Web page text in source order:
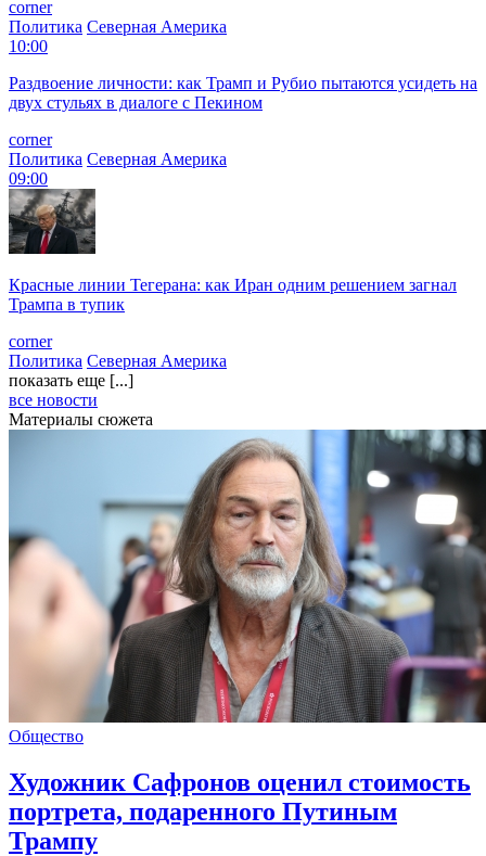
corner
Политика Северная Америка
10:00
Раздвоение личности: как Трамп и Рубио пытаются усидеть на
двух стульях в диалоге с Пекином
corner
Политика Северная Америка
09:00
Красные линии Тегерана: как Иран одним решением загнал
Трампа в тупик
corner
Политика Северная Америка
показать еще [...]
все новости
Материалы сюжета
Общество
Художник Сафронов оценил стоимость
портрета, подаренного Путиным
Трампу